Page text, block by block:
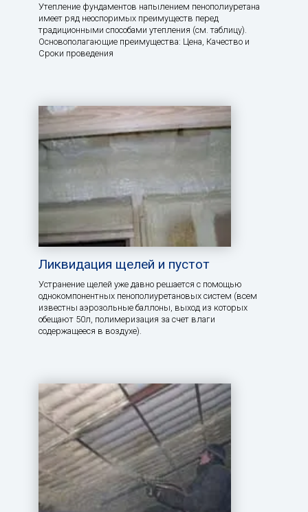
Утепление фундаментов напылением пенополиуретана
имеет ряд неоспоримых преимуществ перед
традиционными способами утепления (см. таблицу).
Основополагающие преимущества: Цена, Качество и
Сроки проведения
Ликвидация щелей и пустот
Устранение щелей уже давно решается с помощью
однокомпонентных пенополиуретановых систем (всем
известны аэрозольные баллоны, выход из которых
обещают 50л, полимеризация за счет влаги
содержащееся в воздухе).